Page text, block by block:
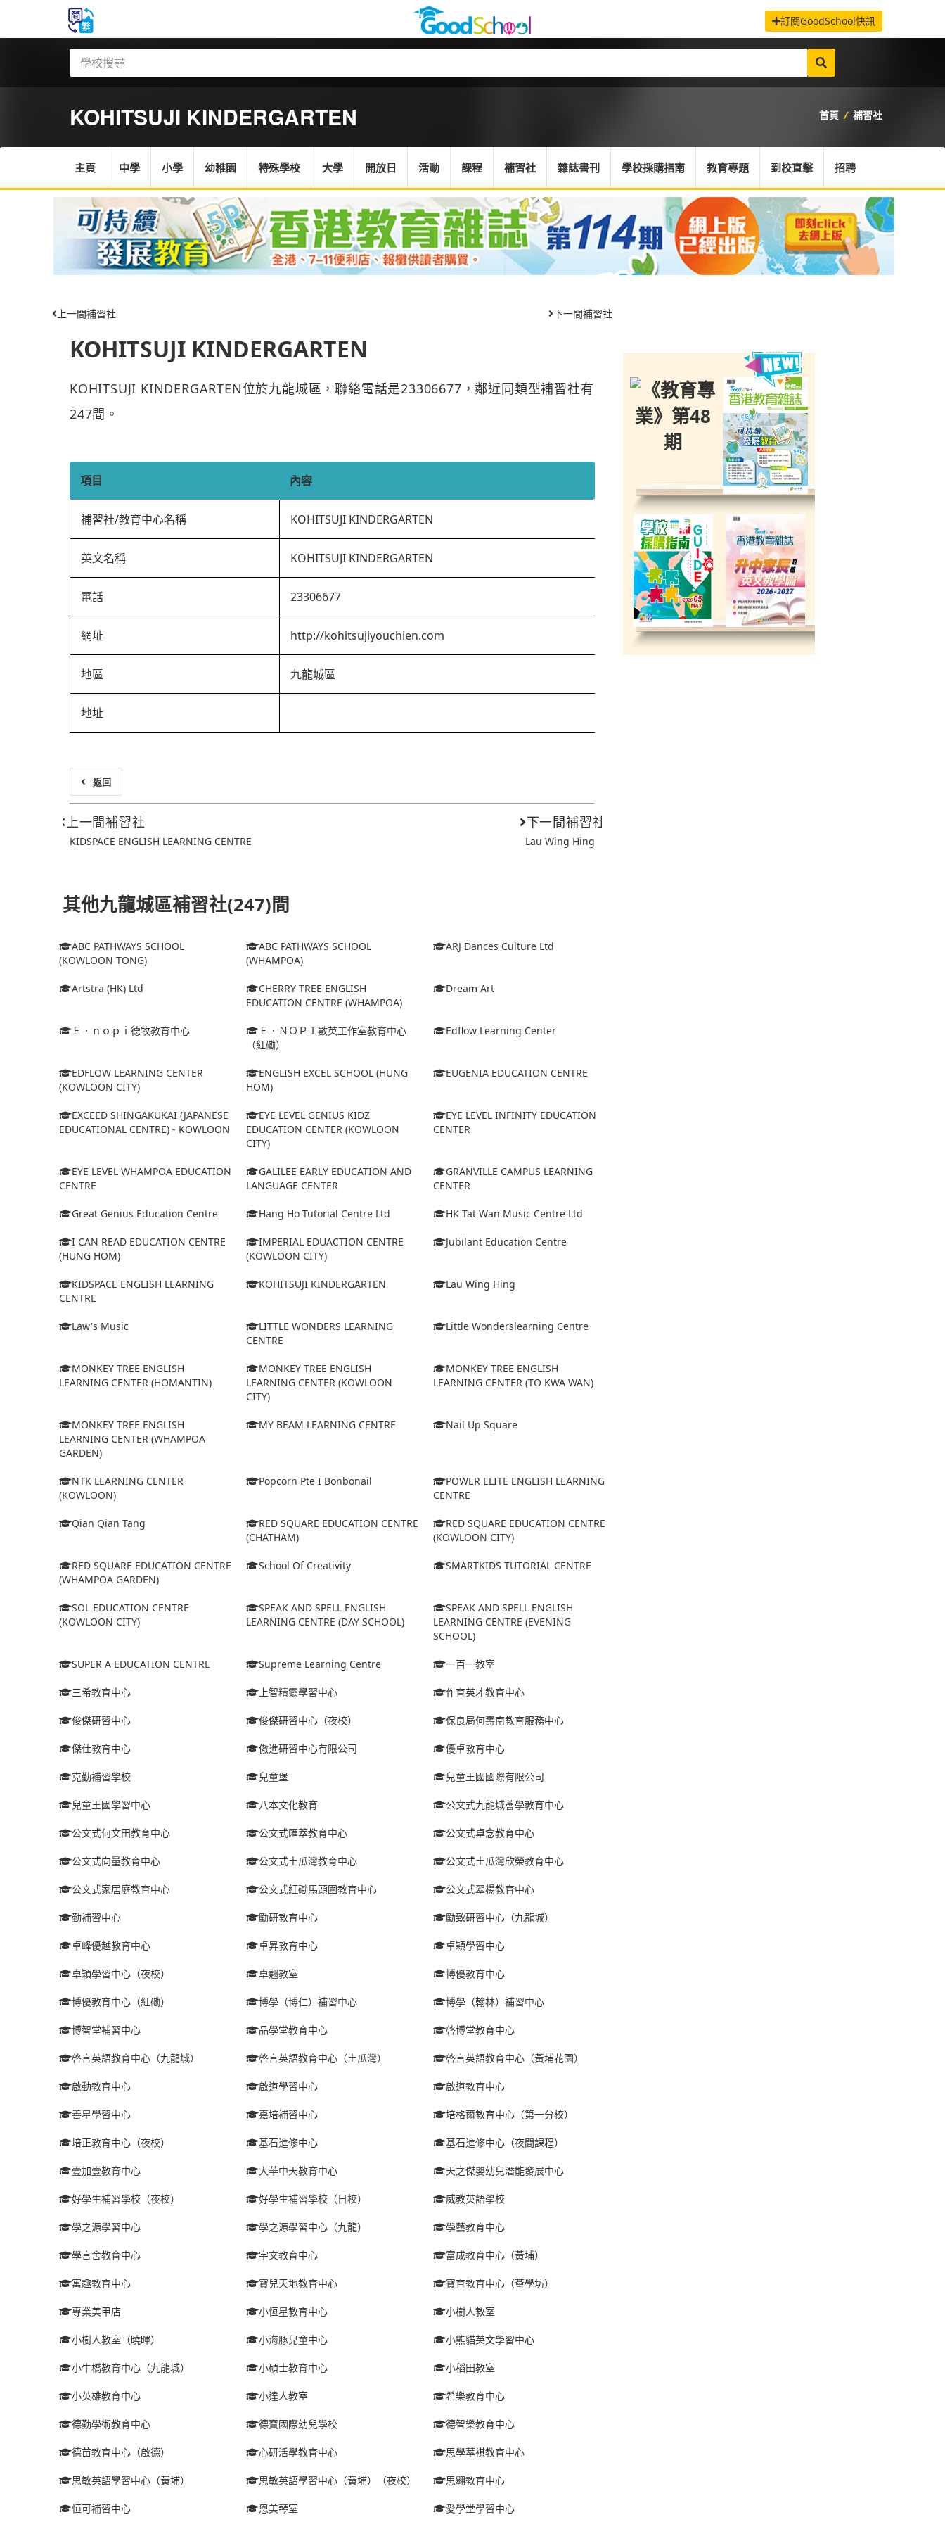
訂閱GoodSchool快訊
KOHITSUJI KINDERGARTEN 首頁 / 補習社
主頁 中學 小學 幼稚園 特殊學校 大學 開放日 活動 課程 補習社 雜誌書刊 學校採購指南 教育專題 到校直擊 招聘
上一間補習社 下一間補習社
KOHITSUJI KINDERGARTEN
KOHITSUJI KINDERGARTEN位於九龍城區，聯絡電話是23306677，鄰近同類型補習社有
247間。
項目 內容
補習社/教育中心名稱 KOHITSUJI KINDERGARTEN
英文名稱 KOHITSUJI KINDERGARTEN
電話 23306677
網址 http://kohitsujiyouchien.com
地區 九龍城區
地址
返回
上一間補習社
KIDSPACE ENGLISH LEARNING CENTRE
下一間補習社
Lau Wing Hing
其他九龍城區補習社(247)間
ABC PATHWAYS SCHOOL
(KOWLOON TONG)
ABC PATHWAYS SCHOOL
(WHAMPOA)
ARJ Dances Culture Ltd
Artstra (HK) Ltd
CHERRY TREE ENGLISH
EDUCATION CENTRE (WHAMPOA)
Dream Art
Ｅ．ｎｏｐｉ德牧教育中心
Ｅ．ＮＯＰＩ數英工作室教育中心
（紅磡）
Edflow Learning Center
EDFLOW LEARNING CENTER
(KOWLOON CITY)
ENGLISH EXCEL SCHOOL (HUNG
HOM)
EUGENIA EDUCATION CENTRE
EXCEED SHINGAKUKAI (JAPANESE
EDUCATIONAL CENTRE) - KOWLOON
EYE LEVEL GENIUS KIDZ
EDUCATION CENTER (KOWLOON
CITY)
EYE LEVEL INFINITY EDUCATION
CENTER
EYE LEVEL WHAMPOA EDUCATION
CENTRE
GALILEE EARLY EDUCATION AND
LANGUAGE CENTER
GRANVILLE CAMPUS LEARNING
CENTER
Great Genius Education Centre Hang Ho Tutorial Centre Ltd HK Tat Wan Music Centre Ltd
I CAN READ EDUCATION CENTRE
(HUNG HOM)
IMPERIAL EDUACTION CENTRE
(KOWLOON CITY)
Jubilant Education Centre
KIDSPACE ENGLISH LEARNING
CENTRE
KOHITSUJI KINDERGARTEN Lau Wing Hing
Law's Music
LITTLE WONDERS LEARNING
CENTRE
Little Wonderslearning Centre
MONKEY TREE ENGLISH
LEARNING CENTER (HOMANTIN)
MONKEY TREE ENGLISH
LEARNING CENTER (KOWLOON
CITY)
MONKEY TREE ENGLISH
LEARNING CENTER (TO KWA WAN)
MONKEY TREE ENGLISH
LEARNING CENTER (WHAMPOA
GARDEN)
MY BEAM LEARNING CENTRE Nail Up Square
NTK LEARNING CENTER
(KOWLOON)
Popcorn Pte I Bonbonail
POWER ELITE ENGLISH LEARNING
CENTRE
Qian Qian Tang
RED SQUARE EDUCATION CENTRE
(CHATHAM)
RED SQUARE EDUCATION CENTRE
(KOWLOON CITY)
RED SQUARE EDUCATION CENTRE
(WHAMPOA GARDEN)
School Of Creativity SMARTKIDS TUTORIAL CENTRE
SOL EDUCATION CENTRE
(KOWLOON CITY)
SPEAK AND SPELL ENGLISH
LEARNING CENTRE (DAY SCHOOL)
SPEAK AND SPELL ENGLISH
LEARNING CENTRE (EVENING
SCHOOL)
SUPER A EDUCATION CENTRE Supreme Learning Centre 一百一教室
三希教育中心 上智精靈學習中心 作育英才教育中心
俊傑研習中心 俊傑研習中心（夜校） 保良局何壽南教育服務中心
傑仕教育中心 傲進研習中心有限公司 優卓教育中心
克勤補習學校 兒童堡 兒童王國國際有限公司
兒童王國學習中心 八本文化教育 公文式九龍城薈學教育中心
公文式何文田教育中心 公文式匯萃教育中心 公文式卓念教育中心
公文式向量教育中心 公文式土瓜灣教育中心 公文式土瓜灣欣榮教育中心
公文式家居庭教育中心 公文式紅磡馬頭圍教育中心 公文式翠楊教育中心
勤補習中心 勵研教育中心 勵致研習中心（九龍城）
卓峰優越教育中心 卓昇教育中心 卓穎學習中心
卓穎學習中心（夜校） 卓翹教室 博優教育中心
博優教育中心（紅磡） 博學（博仁）補習中心 博學（翰林）補習中心
博智堂補習中心 品學堂教育中心 啓博堂教育中心
啓言英語教育中心（九龍城） 啓言英語教育中心（土瓜灣） 啓言英語教育中心（黃埔花園）
啟動教育中心 啟道學習中心 啟道教育中心
善星學習中心 嘉培補習中心 培格爾教育中心（第一分校）
培正教育中心（夜校） 基石進修中心 基石進修中心（夜間課程）
壹加壹教育中心 大華中天教育中心 天之傑嬰幼兒潛能發展中心
好學生補習學校（夜校） 好學生補習學校（日校） 威教英語學校
學之源學習中心 學之源學習中心（九龍） 學藝教育中心
學言舍教育中心 宇文教育中心 富成教育中心（黃埔）
寓趣教育中心 寶兒天地教育中心 寶育教育中心（薈學坊）
專業美甲店 小恆星教育中心 小樹人教室
小樹人教室（曉暉） 小海豚兒童中心 小熊貓英文學習中心
小牛橋教育中心（九龍城） 小碩士教育中心 小稻田教室
小英雄教育中心 小達人教室 希樂教育中心
德勤學術教育中心 德寶國際幼兒學校 德智樂教育中心
德苗教育中心（啟德） 心研活學教育中心 思學萃褀教育中心
思敏英語學習中心（黃埔） 思敏英語學習中心（黃埔）（夜校） 思翱教育中心
恒可補習中心 恩美琴室 愛學堂學習中心